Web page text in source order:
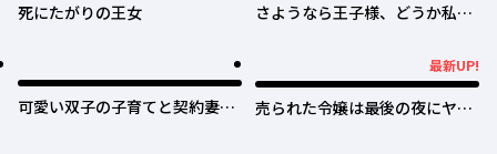
死にたがりの王女
さようなら王子様、どうか私の
可愛い双子の子育てと契約妻は
最新UP!
売られた令嬢は最後の夜にヤリ